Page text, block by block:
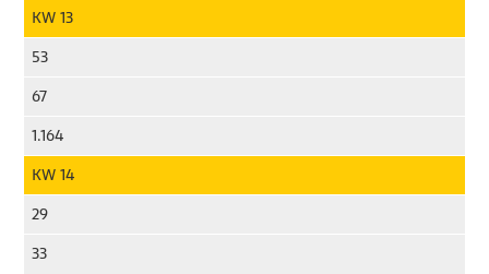
KW 13
53
67
1.164
KW 14
29
33